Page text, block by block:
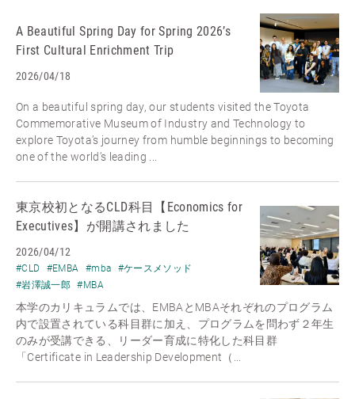
A Beautiful Spring Day for Spring 2026’s
First Cultural Enrichment Trip
2026/04/18
On a beautiful spring day, our students visited the Toyota
Commemorative Museum of Industry and Technology to
explore Toyota’s journey from humble beginnings to becoming
one of the world’s leading ...
東京校初となるCLD科目【Economics for
Executives】が開講されました
2026/04/12
#CLD #EMBA #mba
#ケースメソッド
#岩澤誠一郎
#MBA
本学のカリキュラムでは、EMBAとMBAそれぞれのプログラム
内で設置されている科目群に加え、プログラムを問わず２年生
のみが受講できる、リーダー育成に特化した科目群
「Certificate in Leadership Development（...